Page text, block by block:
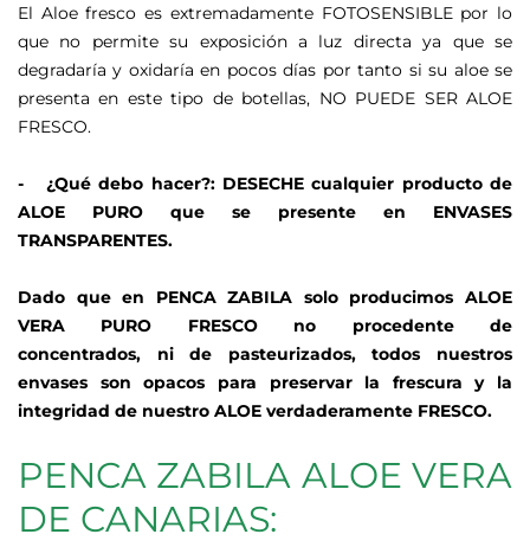
El Aloe fresco es extremadamente FOTOSENSIBLE por lo
que no permite su exposición a luz directa ya que se
degradaría y oxidaría en pocos días por tanto si su aloe se
presenta en este tipo de botellas, NO PUEDE SER ALOE
FRESCO.
- ¿Qué debo hacer?: DESECHE cualquier producto de
ALOE PURO que se presente en ENVASES
TRANSPARENTES.
Dado que en PENCA ZABILA solo producimos ALOE
VERA PURO FRESCO no procedente de
concentrados, ni de pasteurizados, todos nuestros
envases son opacos para preservar la frescura y la
integridad de nuestro ALOE verdaderamente FRESCO.
PENCA ZABILA ALOE VERA
DE CANARIAS: